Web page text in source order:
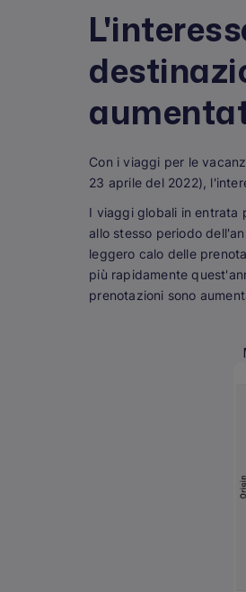
Con i viaggi per le
23 aprile del 2022),
I viaggi globali in entrata
allo stesso periodo
leggero calo delle
più rapidamente
prenotazioni sono